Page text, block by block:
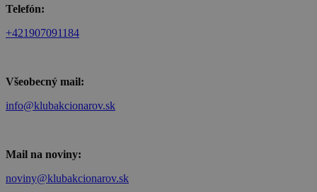
Telefón:
+421907091184
Všeobecný mail:
info@klubakcionarov.sk
Mail na noviny:
noviny@klubakcionarov.sk